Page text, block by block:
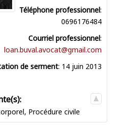
Téléphone professionnel:
0696176484
Courriel professionnel:
loan.buval.avocat@gmail.com
de serment: 14 juin 2013
, Procédure civile